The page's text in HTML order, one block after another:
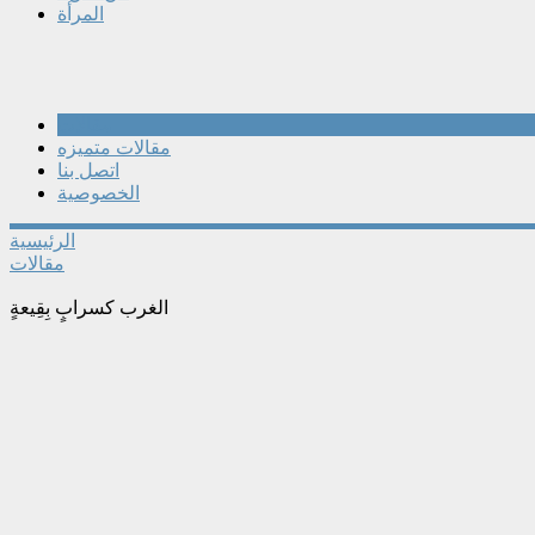
المرأة
مقالات متميزه
اتصل بنا
الخصوصية
الرئيسية
مقالات
الغرب كسرابٍ بِقِيعةٍ